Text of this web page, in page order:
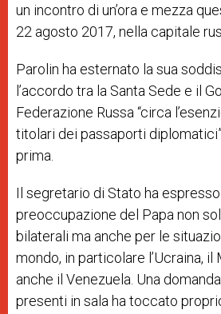
un incontro di un’ora e mezza
22 agosto 2017, nella capitale
Parolin ha esternato la sua
l’accordo tra la Santa Sede e il
Federazione Russa “circa
titolari dei passaporti
prima.
Il segretario di Stato ha
preoccupazione del Papa non
bilaterali ma anche per le
mondo, in particolare l’Ucraina, il
anche il Venezuela. Una
presenti in sala ha toccato